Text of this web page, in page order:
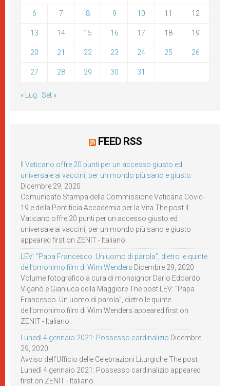
6 7 8 9 10 11 12
13 14 15 16 17 18 19
20 21 22 23 24 25 26
27 28 29 30 31
« Lug Set »
FEED RSS
Il Vaticano offre 20 punti per un accesso giusto ed
universale ai vaccini, per un mondo più sano e giusto
Dicembre 29, 2020
Comunicato Stampa della Commissione Vaticana Covid-
19 e della Pontificia Accademia per la Vita The post Il
Vaticano offre 20 punti per un accesso giusto ed
universale ai vaccini, per un mondo più sano e giusto
appeared first on ZENIT - Italiano.
LEV: “Papa Francesco. Un uomo di parola”, dietro le quinte
dell’omonimo film di Wim Wenders Dicembre 29, 2020
Volume fotografico a cura di monsignor Dario Edoardo
Viganò e Gianluca della Maggiore The post LEV: “Papa
Francesco. Un uomo di parola”, dietro le quinte
dell’omonimo film di Wim Wenders appeared first on
ZENIT - Italiano.
Lunedì 4 gennaio 2021: Possesso cardinalizio Dicembre
29, 2020
Avviso dell’Ufficio delle Celebrazioni Liturgiche The post
Lunedì 4 gennaio 2021: Possesso cardinalizio appeared
first on ZENIT - Italiano.